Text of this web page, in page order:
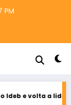
PM
educação